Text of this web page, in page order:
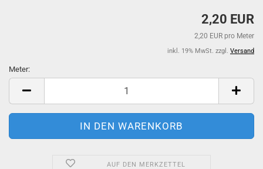
2,20 EUR
2,20 EUR pro Meter
inkl. 19% MwSt. zzgl. Versand
Meter:
Meter
AUF DEN MERKZETTEL